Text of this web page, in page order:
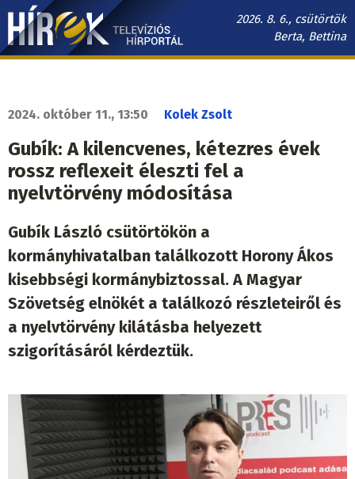
Ugrás
tartalomra
2026. 8. 6., csütörtök
Berta, Bettina
Hírek.sk
navigáció
2024. október 11., 13:50 Kolek Zsolt
Gubík: A kilencvenes, kétezres évek
rossz reflexeit éleszti fel a
nyelvtörvény módosítása
Gubík László csütörtökön a
kormányhivatalban találkozott Horony Ákos
kisebbségi kormánybiztossal. A Magyar
Szövetség elnökét a találkozó részleteiről és
a nyelvtörvény kilátásba helyezett
szigorításáról kérdeztük.